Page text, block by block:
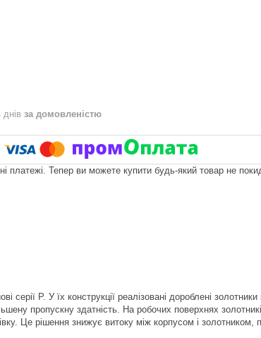
за домовленістю
платежі. Тепер ви можете купити будь-який товар не
серії P. У їх конструкції реалізовані дороблені
пропускну здатність. На робочих поверхнях
Це рішення знижує витоку між корпусом і золотником,